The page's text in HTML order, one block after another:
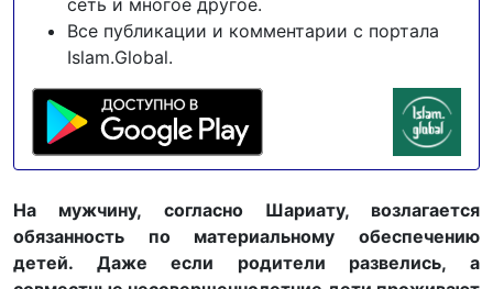
сеть и многое другое.
Все публикации и комментарии с портала
Islam.Global.
На мужчину, согласно Шариату, возлагается
обязанность по материальному обеспечению
детей. Даже если родители развелись, а